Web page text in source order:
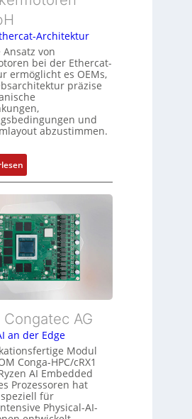
g
u
n
d
Z
u
s
t
d
b
e
r
w
a
u
n
g
y
s
o
r
g
t
f
ü
r
m
e
h
r
L
e
i
s
t
n
g
Architektur
von
bei der Ethercat-
ermöglicht es OEMs,
präzise
und
abzustimmen.
:
F
l
x
i
b
l
e
E
h
e
r
c
a
t
Congatec AG
an der Edge
Modul
Conga-HPC/cRX1
AI Embedded
Prozessoren hat
für
Physical-AI-